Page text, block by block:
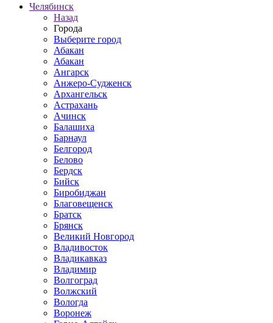
Челябинск
Назад
Города
Выберите город
Абакан
Абакан
Ангарск
Анжеро-Судженск
Архангельск
Астрахань
Ачинск
Балашиха
Барнаул
Белгород
Белово
Бердск
Бийск
Биробиджан
Благовещенск
Братск
Брянск
Великий Новгород
Владивосток
Владикавказ
Владимир
Волгоград
Волжский
Вологда
Воронеж